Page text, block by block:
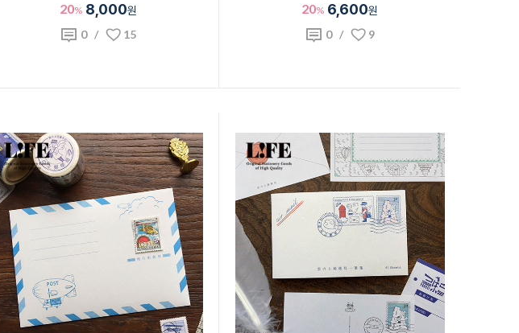
20% 8,000원
0/ 15
20% 6,600원
0/ 9